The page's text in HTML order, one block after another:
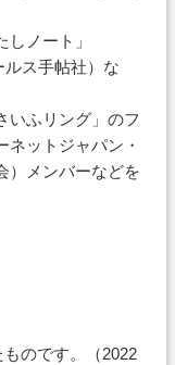
ノート」
ルス手帖社）な
いふリング」のフ
ネットジャパン・
）メンバーなどを
のです。（2022